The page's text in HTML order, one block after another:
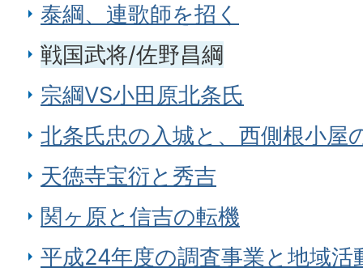
泰綱、連歌師を招く
戦国武将/佐野昌綱
宗綱VS小田原北条氏
北条氏忠の入城と、西側根小屋
天徳寺宝衍と秀吉
関ヶ原と信吉の転機
平成24年度の調査事業と地域活